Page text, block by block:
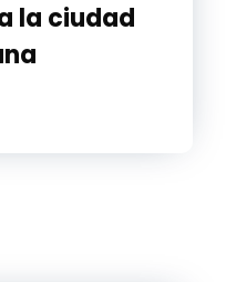
la ciudad